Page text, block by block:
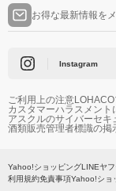
お得な最新情報を
Instagram
ご利用上の注意
カスタマーハラスメント
アスクルのサイバーセキ
酒類販売管理者標識の掲
Yahoo!ショッピングLINEヤ
利用規約免責事項Yahoo!ショ